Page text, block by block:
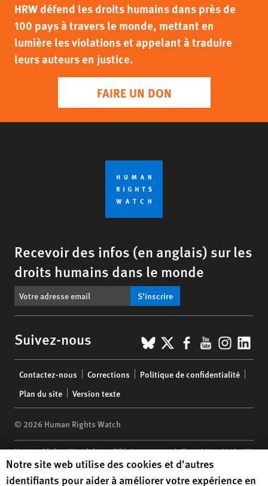
HRW défend les droits humains dans près de
100 pays à travers le monde, mettant en
lumière les violations et appelant à traduire
leurs auteurs en justice.
FAIRE UN DON
Recevoir des infos (en anglais) sur les
droits humains dans le monde
S’inscrire
Suivez-nous BlueSky
X Facebook
YouTube
menu
Contactez-nous Corrections
Politique de confidentialité
Plan du site
Version texte
© 2026 Human Rights Watch
Human Rights Watch| 350 Fifth Avenue, 34th Floor | New York,NY
10118-3299USA |t1.212.290.4700
Human Rights Watch cookie preferences
Notre site web utilise des cookies et d'autres
identifiants pour aider à améliorer votre expérience en